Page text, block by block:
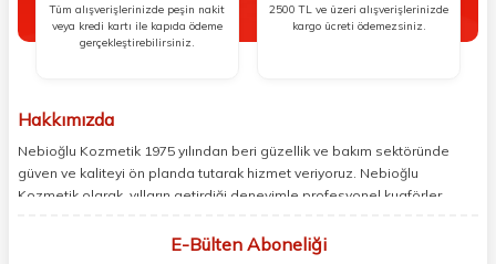
Tüm alışverişlerinizde peşin nakit
veya kredi kartı ile kapıda ödeme
gerçekleştirebilirsiniz.
2500 TL ve üzeri alışverişlerinizde
kargo ücreti ödemezsiniz.
Hakkımızda
Nebioğlu Kozmetik 1975 yılından beri güzellik ve bakım sektöründe
güven ve kaliteyi ön planda tutarak hizmet veriyoruz. Nebioğlu
Kozmetik olarak, yılların getirdiği deneyimle profesyonel kuaförler,
odaklanıyoruz. Doğal içerikleri bilimsel formüllerle birleştirerek saç ve
E-Bülten Aboneliği